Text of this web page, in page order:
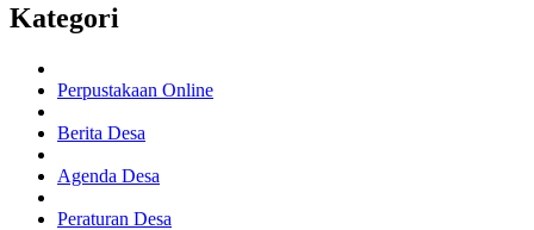
Kategori
Perpustakaan Online
Berita Desa
Agenda Desa
Peraturan Desa